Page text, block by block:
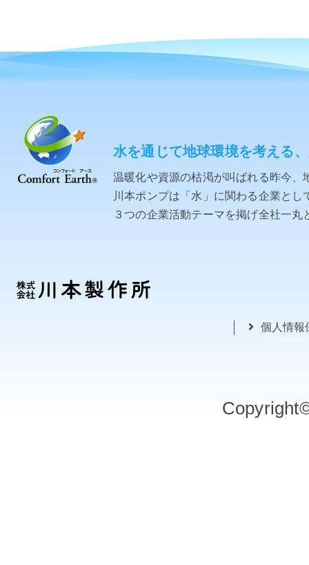
水を通じて地球環境を考える
温暖化や資源の枯渇が叫ばれる昨今
川本ポンプは「水」に関わる企業と
３つの企業活動テーマを掲げ全社一
個人情報